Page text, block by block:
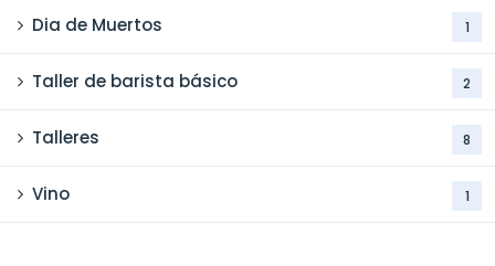
Dia de Muertos 1
Taller de barista básico 2
Talleres 8
Vino 1